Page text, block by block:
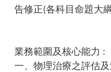
告修正(各科目命題大
業務範圍及核心能力 :
一、物理治療之評估